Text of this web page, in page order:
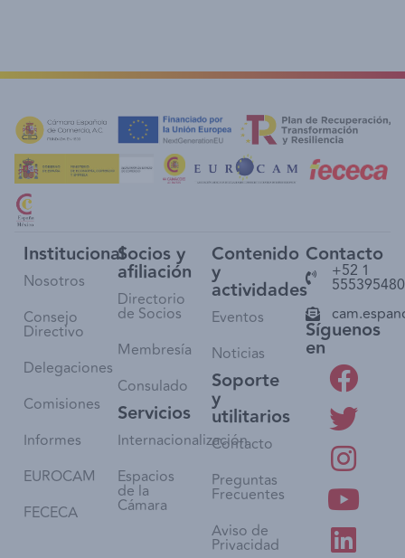
Institucional
Nosotros
Consejo
Directivo
Delegaciones
Comisiones
Informes
EUROCAM
FECECA
Socios y
afiliación
Directorio
de Socios
Membresía
Consulado
Servicios
Internacionalización
Espacios
de la
Cámara
Contenido
y
actividades
Eventos
Noticias
Soporte
y
utilitarios
Contacto
Preguntas
Frecuentes
Aviso de
Privacidad
Contacto
+52 1
Síguenos
en